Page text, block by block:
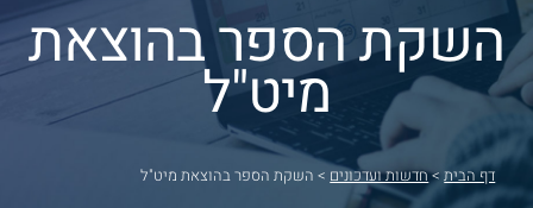
דף הבית>חדשות ועדכונים > השקת הספר בהוצאת מיט"ל
השקת הספר בהוצאת
מיט"ל